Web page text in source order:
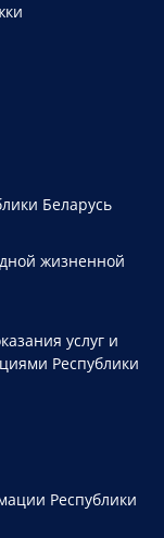
Беларусь
жизненной
услуг и
Республики
Республики